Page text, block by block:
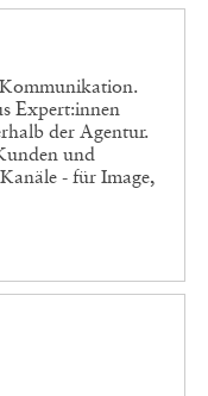
Expert:innen
der Agentur.
und
- für Image,